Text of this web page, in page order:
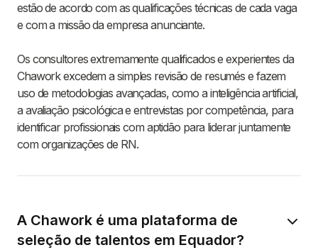
estão de acordo com as qualificações técnicas de cada vaga
e com a missão da empresa anunciante.
Os consultores extremamente qualificados e experientes da
Chawork excedem a simples revisão de resumés e fazem
uso de metodologias avançadas, como a inteligência artificial,
a avaliação psicológica e entrevistas por competência, para
identificar profissionais com aptidão para liderar juntamente
com organizações de RN.
A Chawork é uma plataforma de
seleção de talentos em Equador?